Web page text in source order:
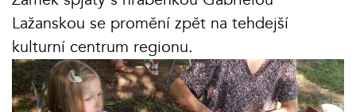
Lažanskou se promění zpět na tehdejší
kulturní centrum regionu.